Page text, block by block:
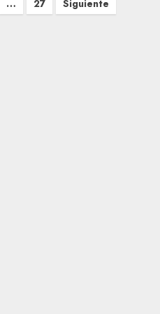
… 27 Siguiente